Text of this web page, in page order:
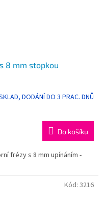
8 mm stopkou
DODÁNÍ DO 3 PRAC. DNŮ
Do košíku
frézy s 8 mm upínáním -
Kód: 3216